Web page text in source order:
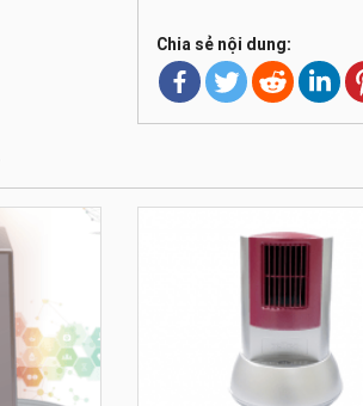
Chia sẻ nội dung: